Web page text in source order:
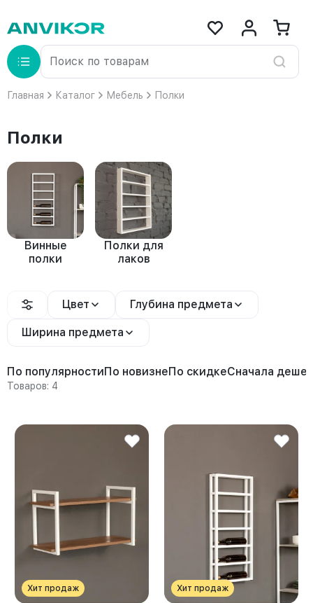
Главная Каталог Мебель Полки
Полки
Винные
полки
Полки для
лаков
Цвет Глубина предмета
Ширина предмета
По популярностиПо новизнеПо скидкеСначала
Товаров: 4
Хит продаж Хит продаж